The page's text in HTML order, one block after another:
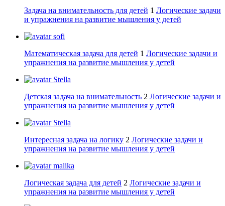
Задача на внимательность для детей 1 Логические задачи
и упражнения на развитие мышления у детей
sofi
Математическая задача для детей 1 Логические задачи и
упражнения на развитие мышления у детей
Stella
Детская задача на внимательность 2 Логические задачи и
упражнения на развитие мышления у детей
Stella
Интересная задача на логику 2 Логические задачи и
упражнения на развитие мышления у детей
malika
Логическая задача для детей 2 Логические задачи и
упражнения на развитие мышления у детей